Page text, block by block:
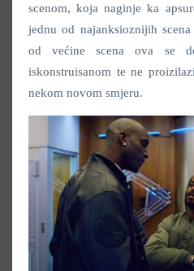
scenom, koja naginje ka
jednu od najanksioznijih
od većine scena ova se
iskonstruisanom te ne
nekom novom smjeru.